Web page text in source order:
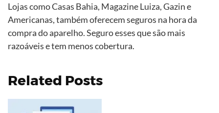
Lojas como Casas Bahia, Magazine Luiza, Gazin e
Americanas, também oferecem seguros na hora da
compra do aparelho. Seguro esses que são mais
razoáveis e tem menos cobertura.
Related Posts